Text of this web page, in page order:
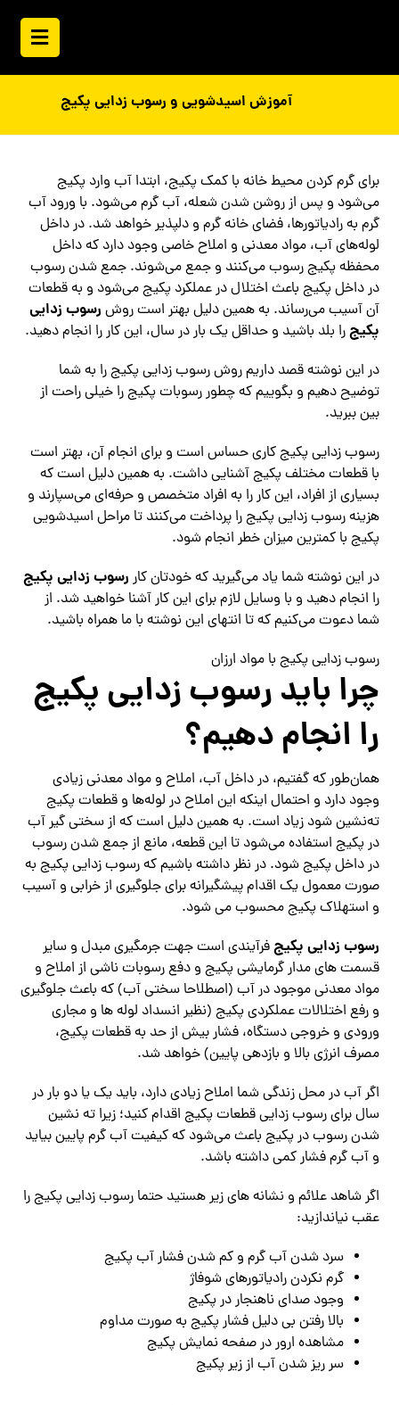
آموزش اسیدشویی و رسوب زدایی پکیج
برای گرم کردن محیط خانه با کمک پکیج، ابتدا آب وارد پکیج
می‌شود و پس از روشن شدن شعله، آب گرم می‌شود. با ورود آب
گرم به رادیاتورها، فضای خانه گرم و دلپذیر خواهد شد. در داخل
لوله‌های آب، مواد معدنی و املاح خاصی وجود دارد که داخل
محفظه پکیج رسوب می‌کنند و جمع می‌شوند. جمع شدن رسوب
در داخل پکیج باعث اختلال در عملکرد پکیج می‌شود و به قطعات
آن آسیب می‌رساند. به همین دلیل بهتر است روش رسوب زدایی
پکیجرا بلد باشید و حداقل یک بار در سال، این کار را انجام دهید.
در این نوشته قصد داریم روش رسوب زدایی پکیج را به شما
توضیح دهیم و بگوییم که چطور رسوبات پکیج را خیلی راحت از
بین ببرید.
رسوب زدایی پکیج کاری حساس است و برای انجام آن، بهتر است
با قطعات مختلف پکیج آشنایی داشت. به همین دلیل است که
بسیاری از افراد، این کار را به افراد متخصص و حرفه‌ای می‌سپارند و
هزینه رسوب زدایی پکیج را پرداخت می‌کنند تا مراحل اسیدشویی
پکیج با کمترین میزان خطر انجام شود.
در این نوشته شما یاد می‌گیرید که خودتان کار رسوب زدایی پکیج
را انجام دهید و با وسایل لازم برای این کار آشنا خواهید شد. از
شما دعوت می‌کنیم که تا انتهای این نوشته با ما همراه باشید.
رسوب زدایی پکیج با مواد ارزان
چرا باید رسوب زدایی پکیج
را انجام دهیم؟
همان‌طور که گفتیم، در داخل آب، املاح و مواد معدنی زیادی
وجود دارد و احتمال اینکه این املاح در لوله‌ها و قطعات پکیج
ته‌نشین شود زیاد است. به همین دلیل است که از سختی گیر آب
در پکیج استفاده می‌شود تا این قطعه، مانع از جمع شدن رسوب
در داخل پکیج شود. در نظر داشته باشیم که رسوب زدایی پکیج به
صورت معمول یک اقدام پیشگیرانه برای جلوگیری از خرابی و آسیب
و استهلاک پکیج محسوب می شود.
رسوب زدایی پکیجفرآیندی است جهت جرمگیری مبدل و سایر
قسمت های مدار گرمایشی پکیج و دفع رسوبات ناشی از املاح و
مواد معدنی موجود در آب (اصطلاحا سختی آب) که باعث جلوگیری
و رفع اختلالات عملکردی پکیج (نظیر انسداد لوله ها و مجاری
ورودی و خروجی دستگاه، فشار بیش از حد به قطعات پکیج،
مصرف انرژی بالا و بازدهی پایین) خواهد شد.
اگر آب در محل زندگی شما املاح زیادی دارد، باید یک یا دو بار در
سال برای رسوب زدایی قطعات پکیج اقدام کنید؛ زیرا ته نشین
شدن رسوب در پکیج باعث می‌شود که کیفیت آب گرم پایین بیاید
و آب گرم فشار کمی داشته باشد.
اگر شاهد علائم و نشانه های زیر هستید حتما رسوب زدایی پکیج را
عقب نیاندازید:
سرد شدن آب گرم و کم شدن فشار آب پکیج
گرم نکردن رادیاتورهای شوفاژ
وجود صدای ناهنجار در پکیج
بالا رفتن بی دلیل فشار پکیج به صورت مداوم
مشاهده ارور در صفحه نمایش پکیج
سر ریز شدن آب از زیر پکیج